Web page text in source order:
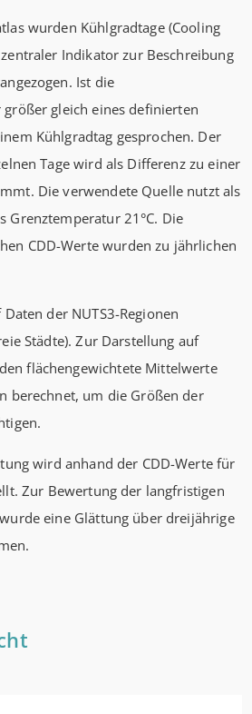
wurden Kühlgradtage (Cooling
zentraler Indikator zur Beschreibung
Ist die
gleich eines definierten
Kühlgradtag gesprochen. Der
Tage wird als Differenz zu einer
Die verwendete Quelle nutzt als
Grenztemperatur 21°C. Die
CDD-Werte wurden zu jährlichen
der NUTS3-Regionen
Städte). Zur Darstellung auf
flächengewichtete Mittelwerte
berechnet, um die Größen der
wird anhand der CDD-Werte für
Zur Bewertung der langfristigen
eine Glättung über dreijährige